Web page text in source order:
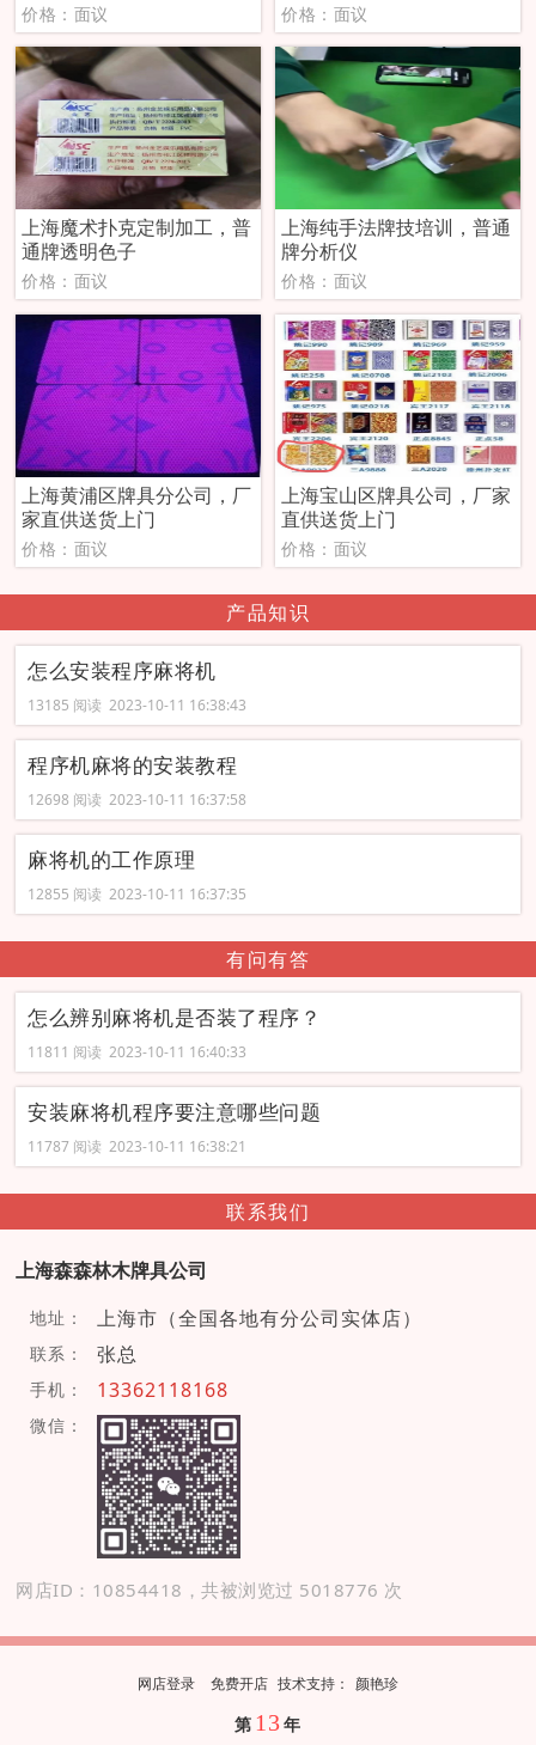
价格：面议 价格：面议
上海魔术扑克定制加工，普
通牌透明色子
价格：面议
上海纯手法牌技培训，普通
牌分析仪
价格：面议
上海黄浦区牌具分公司，厂
家直供送货上门
价格：面议
上海宝山区牌具公司，厂家
直供送货上门
价格：面议
产品知识
怎么安装程序麻将机
13185 阅读 2023-10-11 16:38:43
程序机麻将的安装教程
12698 阅读 2023-10-11 16:37:58
麻将机的工作原理
12855 阅读 2023-10-11 16:37:35
有问有答
怎么辨别麻将机是否装了程序？
11811 阅读 2023-10-11 16:40:33
安装麻将机程序要注意哪些问题
11787 阅读 2023-10-11 16:38:21
联系我们
上海森森林木牌具公司
地址： 上海市（全国各地有分公司实体店）
联系： 张总
手机： 13362118168
微信：
网店ID：10854418，共被浏览过 5018776 次
网店登录 免费开店 技术支持 ： 颜艳珍
第 13年